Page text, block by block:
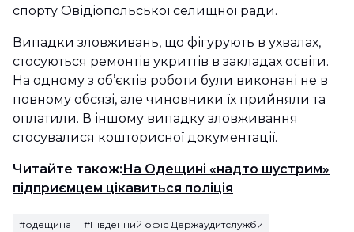
спорту Овідіопольської селищної ради.
Випадки зловживань, що фігурують в ухвалах,
стосуються ремонтів укриттів в закладах освіти.
На одному з об’єктів роботи були виконані не в
повному обсязі, але чиновники їх прийняли та
оплатили. В іншому випадку зловживання
стосувалися кошторисної документації.
Читайте також:На Одещині «надто шустрим»
підприємцем цікавиться поліція
#одещина
#Південний офіс Держаудитслужби